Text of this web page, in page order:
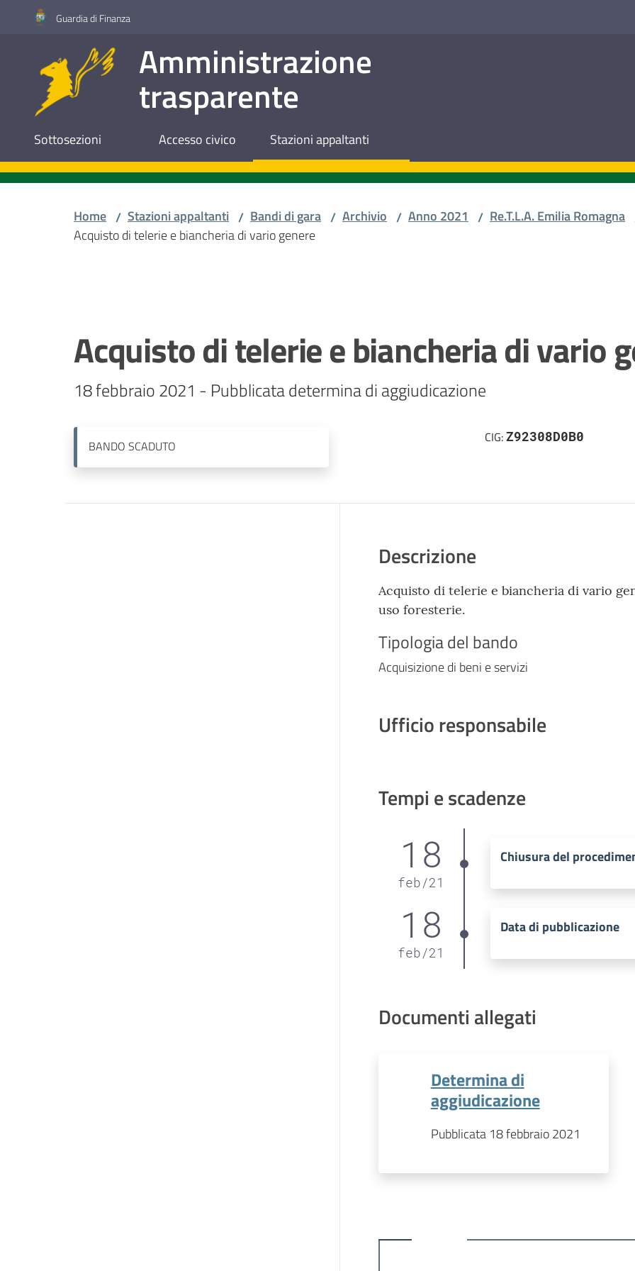
Vai al contenuto
Vai alla navigazione
Vai al footerGuardia di Finanza
Amministrazione
trasparente
Sottosezioni Accesso civico Stazioni appaltanti
Home / Stazioni appaltanti / Bandi di gara / Archivio / Anno 2021 / Re.T.L.A. Emilia Romagna
Acquisto di telerie e biancheria di vario genere
Acquisto di telerie e biancheria di vario
18 febbraio 2021 - Pubblicata determina di aggiudicazione
BANDO SCADUTO
CIG:Z92308D0B0
Descrizione
Acquisto di telerie e biancheria di vario
uso foresterie.
Tipologia del bando
Acquisizione di beni e servizi
Ufficio responsabile
Tempi e scadenze
18
feb/21
Chiusura del
18
feb/21
Data di pubblicazione
Documenti allegati
Determina di
aggiudicazione
Pubblicata 18 febbraio 2021